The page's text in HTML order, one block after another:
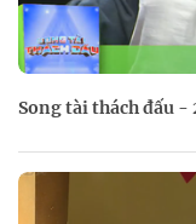
Song tài thách đấu -